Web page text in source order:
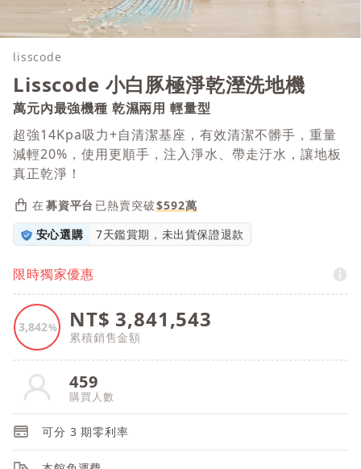
lisscode
Lisscode 小白豚極淨乾溼洗地機
萬元內最強機種 乾濕兩用 輕量型
超強14Kpa吸力+自清潔基座，有效清潔不髒手，重量
減輕20%，使用更順手，注入淨水、帶走汙水，讓地板
真正乾淨！
在募資平台 已熱賣突破$592萬
安心選購
7天鑑賞期，未出貨保證退款
限時獨家優惠
3,842% NT$ 3,841,543
累積銷售金額
459
購買人數
可分 3 期零利率